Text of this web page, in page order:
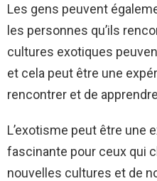
Les gens peuvent
les personnes qu’ils
cultures exotiques
et cela peut être une
rencontrer et de
L’exotisme peut être une
fascinante pour ceux qui
nouvelles cultures et de